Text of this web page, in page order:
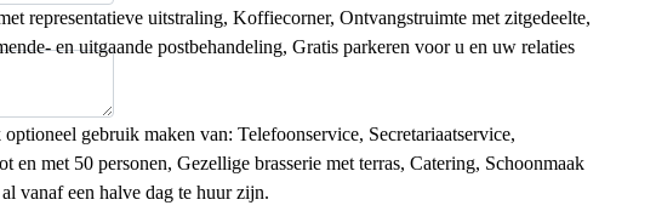
representatieve uitstraling, Koffiecorner, Ontvangstruimte met zitgedeelte,
en uitgaande postbehandeling, Gratis parkeren voor u en uw relaties
gebruik maken van: Telefoonservice, Secretariaatservice,
en met 50 personen, Gezellige brasserie met terras, Catering, Schoonmaak
vanaf een halve dag te huur zijn.